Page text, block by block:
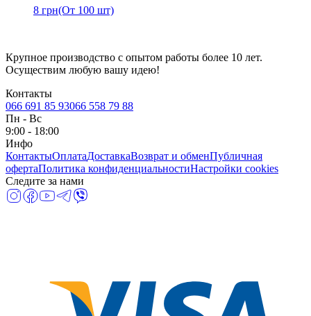
8 грн(От 100 шт)
Крупное производство с опытом работы более 10 лет.
Осуществим любую вашу идею!
Контакты
066 691 85 93066 558 79 88
Пн - Вс
9:00 - 18:00
Инфо
КонтактыОплатаДоставкаВозврат и обменПубличная
офертаПолитика конфиденциальностиНастройки cookies
Следите за нами